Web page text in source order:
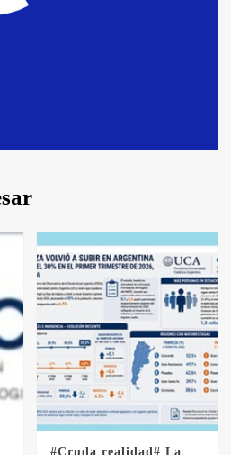
Industrial del
los adolescentes pampeanos
del fatal
Ruta 5: falleció un joven de
de los combustibles en La
YPF hasta Axion entre 857
#Cruda realidad# La